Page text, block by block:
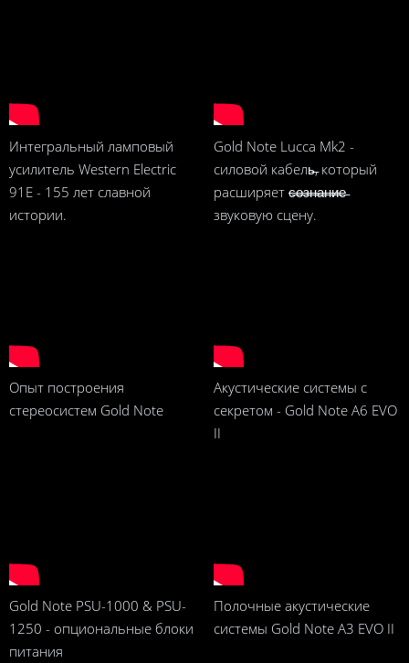
Интегральный ламповый
усилитель Western Electric
91E - 155 лет славной
истории.
Gold Note Lucca Mk2 -
силовой кабель̶, который
расширяет с̶о̶з̶н̶а̶н̶и̶е̶
звуковую сцену.
Опыт построения
стереосистем Gold Note
Акустические системы с
секретом - Gold Note A6 EVO
II
Gold Note PSU-1000 & PSU-
1250 - опциональные блоки
питания
Полочные акустические
системы Gold Note A3 EVO II